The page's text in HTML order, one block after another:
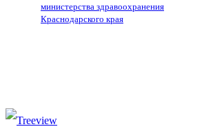
министерства здравоохранения
Краснодарского края